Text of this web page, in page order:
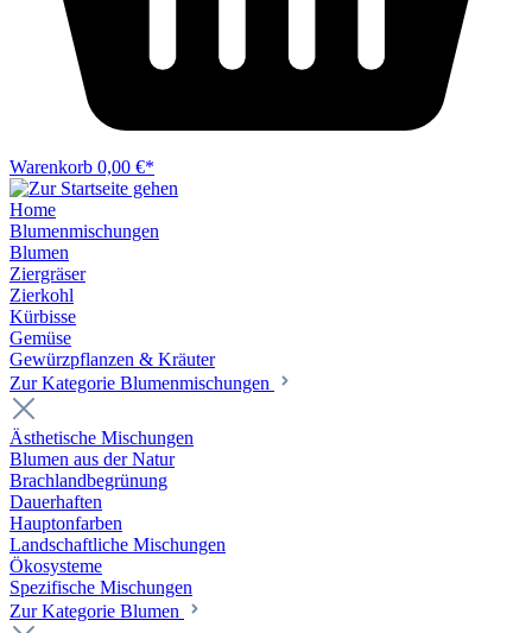
Warenkorb 0,00 €*
Home
Blumenmischungen
Blumen
Ziergräser
Zierkohl
Kürbisse
Gemüse
Gewürzpflanzen & Kräuter
Zur Kategorie Blumenmischungen
Ästhetische Mischungen
Blumen aus der Natur
Brachlandbegrünung
Dauerhaften
Hauptonfarben
Landschaftliche Mischungen
Ökosysteme
Spezifische Mischungen
Zur Kategorie Blumen